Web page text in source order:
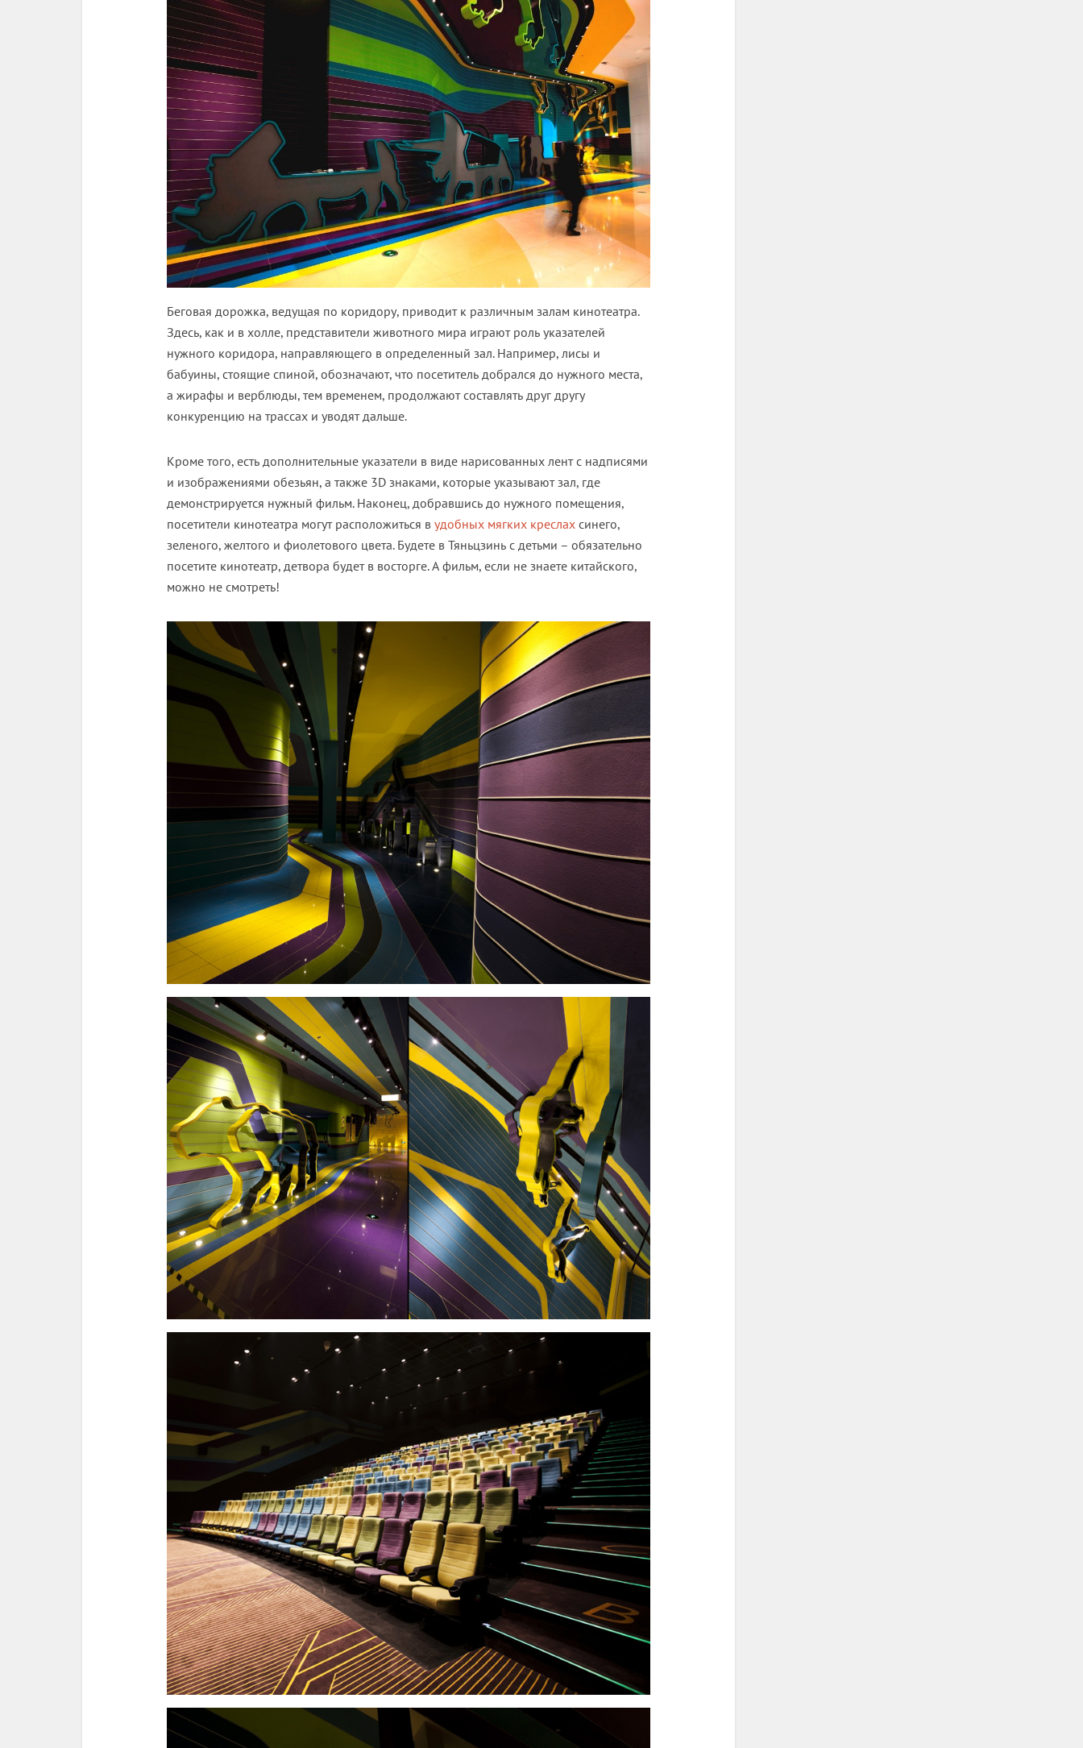
Беговая дорожка, ведущая по коридору, приводит к различным залам кинотеатра.
Здесь, как и в холле, представители животного мира играют роль указателей
нужного коридора, направляющего в определенный зал. Например, лисы и
бабуины, стоящие спиной, обозначают, что посетитель добрался до нужного места,
а жирафы и верблюды, тем временем, продолжают составлять друг другу
конкуренцию на трассах и уводят дальше.
Кроме того, есть дополнительные указатели в виде нарисованных лент с надписями
и изображениями обезьян, а также 3D знаками, которые указывают зал, где
демонстрируется нужный фильм. Наконец, добравшись до нужного помещения,
посетители кинотеатра могут расположиться в удобных мягких креслах синего,
зеленого, желтого и фиолетового цвета. Будете в Тяньцзинь с детьми – обязательно
посетите кинотеатр, детвора будет в восторге. А фильм, если не знаете китайского,
можно не смотреть!